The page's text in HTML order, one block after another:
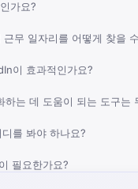
가요?
무 일자리를 어떻게 찾을
이 효과적인가요?
는 데 도움이 되는 도구는
를 봐야 하나요?
필요한가요?